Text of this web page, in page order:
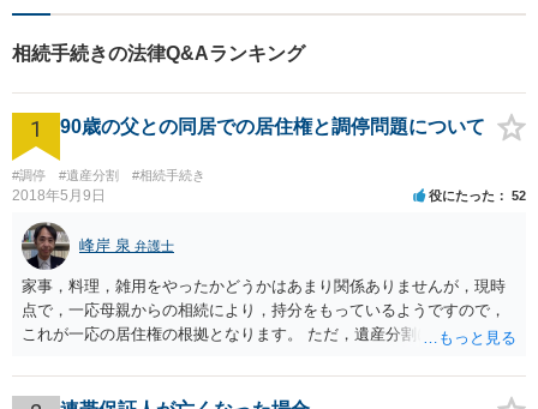
相続手続きの法律Q&Aランキング
1 90歳の父との同居での居住権と調停問題について
#調停 #遺産分割 #相続手続き
2018年5月9日 役にたった 52
峰岸 泉 弁護士
家事，料理，雑用をやったかどうかはあまり関係ありませんが，現時
点で，一応母親からの相続により，持分をもっているようですので，
これが一応の居住権の根拠となります。 ただ，遺産分割により，母の